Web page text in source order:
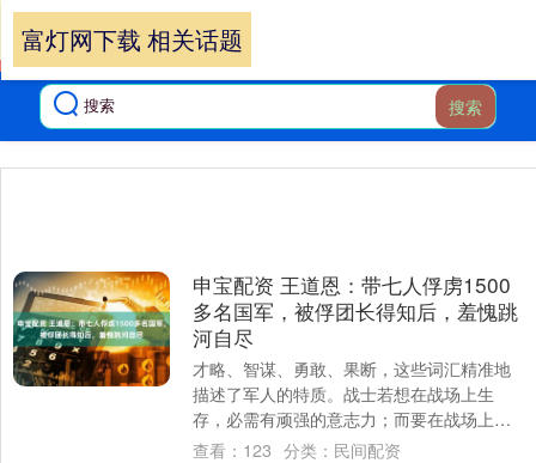
搜索
富灯网下载 相关话题
申宝配资 王道恩：带七人俘虏1500
多名国军，被俘团长得知后，羞愧跳
河自尽
才略、智谋、勇敢、果断，这些词汇精准地
描述了军人的特质。战士若想在战场上生
存，必需有顽强的意志力；而要在战场上获
得胜利，则更需要具备明锐的判断力与谨慎
查看： 123 分类： 民间配资